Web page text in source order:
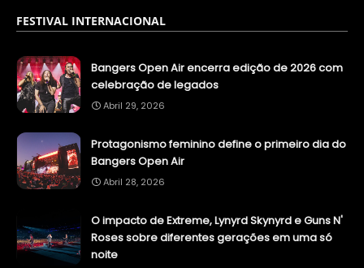
FESTIVAL INTERNACIONAL
Bangers Open Air encerra edição de 2026 com
celebração de legados
Abril 29, 2026
Protagonismo feminino define o primeiro dia do
Bangers Open Air
Abril 28, 2026
O impacto de Extreme, Lynyrd Skynyrd e Guns N'
Roses sobre diferentes gerações em uma só
noite